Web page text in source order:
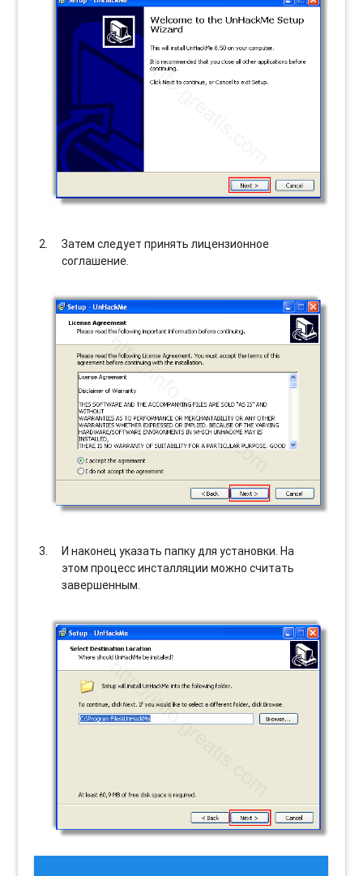
Затем следует принять лицензионное
соглашение.
И наконец указать папку для установки. На
этом процесс инсталляции можно считать
завершенным.